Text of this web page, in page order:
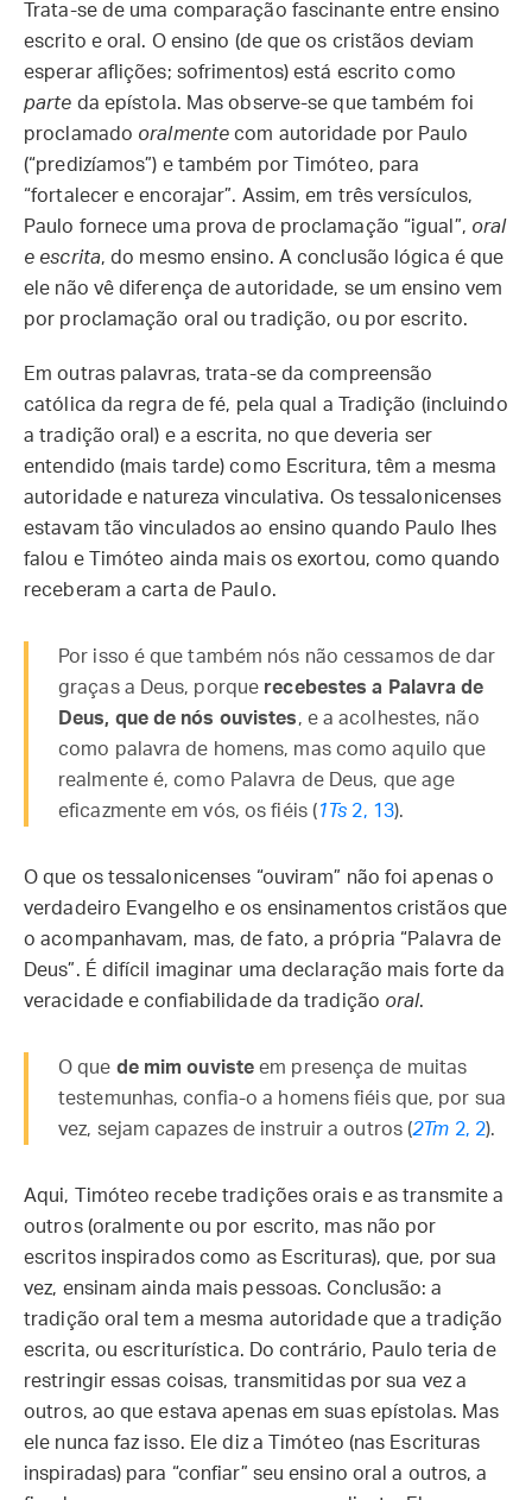
Trata-se de uma comparação fascinante entre ensino
escrito e oral. O ensino (de que os cristãos deviam
esperar aflições; sofrimentos) está escrito como
parte da epístola. Mas observe-se que também foi
proclamado oralmente com autoridade por Paulo
(“predizíamos”) e também por Timóteo, para
“fortalecer e encorajar”. Assim, em três versículos,
Paulo fornece uma prova de proclamação “igual”, oral
e escrita, do mesmo ensino. A conclusão lógica é que
ele não vê diferença de autoridade, se um ensino vem
por proclamação oral ou tradição, ou por escrito.
Em outras palavras, trata-se da compreensão
católica da regra de fé, pela qual a Tradição (incluindo
a tradição oral) e a escrita, no que deveria ser
entendido (mais tarde) como Escritura, têm a mesma
autoridade e natureza vinculativa. Os tessalonicenses
estavam tão vinculados ao ensino quando Paulo lhes
falou e Timóteo ainda mais os exortou, como quando
receberam a carta de Paulo.
Por isso é que também nós não cessamos de dar
graças a Deus, porque recebestes a Palavra de
Deus, que de nós ouvistes, e a acolhestes, não
como palavra de homens, mas como aquilo que
realmente é, como Palavra de Deus, que age
eficazmente em vós, os fiéis (1Ts 2, 13).
O que os tessalonicenses “ouviram” não foi apenas o
verdadeiro Evangelho e os ensinamentos cristãos que
o acompanhavam, mas, de fato, a própria “Palavra de
Deus”. É difícil imaginar uma declaração mais forte da
veracidade e confiabilidade da tradição oral.
O que de mim ouviste em presença de muitas
testemunhas, confia-o a homens fiéis que, por sua
vez, sejam capazes de instruir a ou­tros (2Tm 2, 2).
Aqui, Timóteo recebe tradições orais e as transmite a
outros (oralmente ou por escrito, mas não por
escritos inspirados como as Escrituras), que, por sua
vez, ensinam ainda mais pessoas. Conclusão: a
tradição oral tem a mesma autoridade que a tradição
escrita, ou escriturística. Do contrário, Paulo teria de
restringir essas coisas, transmitidas por sua vez a
outros, ao que estava apenas em suas epístolas. Mas
ele nunca faz isso. Ele diz a Timóteo (nas Escrituras
inspiradas) para “confiar” seu ensino oral a outros, a